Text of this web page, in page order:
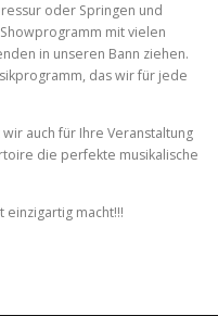
oder Springen und
mit vielen
in unseren Bann ziehen.
das wir für jede
auch für Ihre Veranstaltung
die perfekte musikalische
einzigartig macht!!!